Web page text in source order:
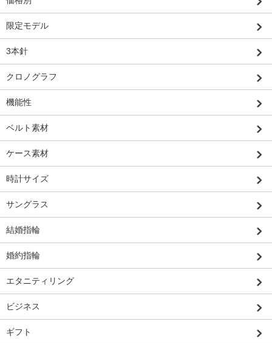
限定モデル
3本針
クロノグラフ
機能性
ベルト素材
ケース素材
時計サイズ
サングラス
結婚指輪
婚約指輪
エタニティリング
ビジネス
ギフト